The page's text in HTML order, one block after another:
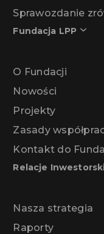
Sprawozdanie
Fundacja LPP
O Fundacji
Nowości
Projekty
Zasady
Kontakt do
Relacje
Nasza strategia
Raporty